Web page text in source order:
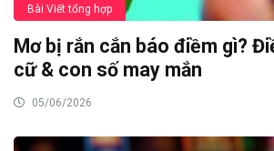
Bài Viết tổng hợp
Mơ bị rắn cắn báo điềm gì?
cữ & con số may mắn
05/06/2026